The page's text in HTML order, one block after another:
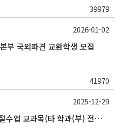
39979
부 국외파견 교환학생 모집
41970
2026-01-02
(~1/8) 2025학년도 동계 계절수업 교과목(타 학과(부) 전공 및 교양) 성적평가방법 선택제 신청 안내
2025-12-29